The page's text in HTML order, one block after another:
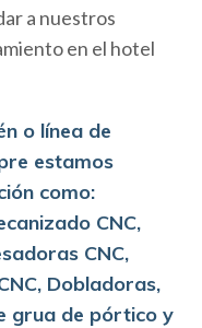
a nuestros
en el hotel
o línea de
estamos
como:
CNC,
CNC,
Dobladoras,
grua de pórtico y